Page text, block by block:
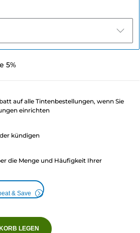
5%
auf alle Tintenbestellungen, wenn Sie
einrichten
kündigen
die Menge und Häufigkeit Ihrer
& Save
LEGEN